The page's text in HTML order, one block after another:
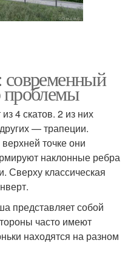
4 скатов. 2 из них
— трапеции.
точке они
наклонные ребра
классическая
представляет собой
часто имеют
находятся на разном